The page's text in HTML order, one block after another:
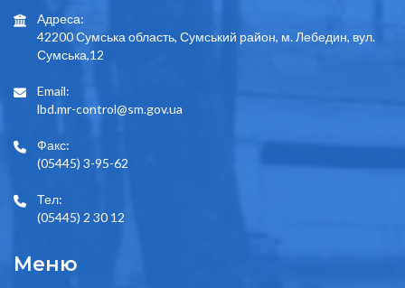
Адреса:
42200 Сумська область, Сумський район, м. Лебедин, вул.
Сумська,12
Email:
lbd.mr-control@sm.gov.ua
Факс:
(05445) 3-95-62
Тел:
(05445) 2 30 12
Меню